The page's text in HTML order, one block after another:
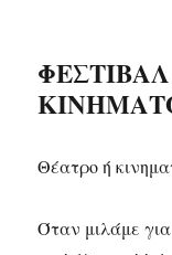
Θέατρο ή
Όταν μιλάμε